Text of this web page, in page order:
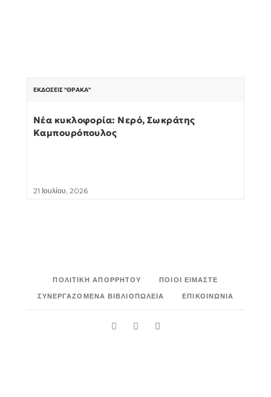
ΕΚΔΌΣΕΙΣ "ΘΡΆΚΑ"
Νέα κυκλοφορία: Νερό, Σωκράτης
Καμπουρόπουλος
21 Ιουλίου, 2026
ΠΟΛΙΤΙΚΉ ΑΠΟΡΡΉΤΟΥ
ΠΟΙΟΙ ΕΊΜΑΣΤΕ
ΣΥΝΕΡΓΑΖΌΜΕΝΑ ΒΙΒΛΙΟΠΩΛΕΊΑ
ΕΠΙΚΟΙΝΩΝΊΑ